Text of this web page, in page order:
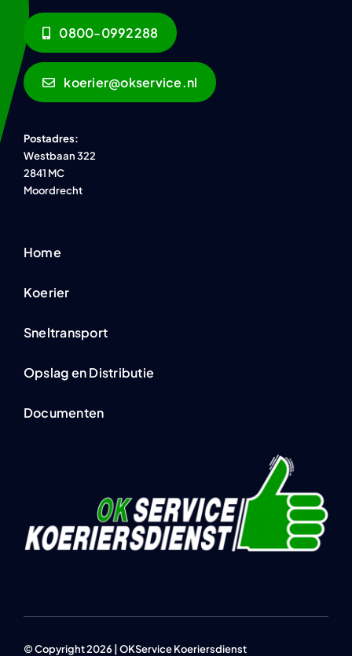
0800-0992288
koerier@okservice.nl
Postadres:
Westbaan 322
2841 MC
Moordrecht
Home
Koerier
Sneltransport
Opslag en Distributie
Documenten
© Copyright 2026 | OKService Koeriersdienst